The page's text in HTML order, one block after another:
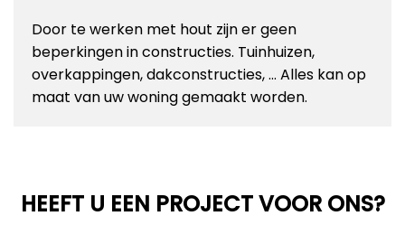
Door te werken met hout zijn er geen
beperkingen in constructies. Tuinhuizen,
overkappingen, dakconstructies, … Alles kan op
maat van uw woning gemaakt worden.
HEEFT U EEN PROJECT VOOR ONS?